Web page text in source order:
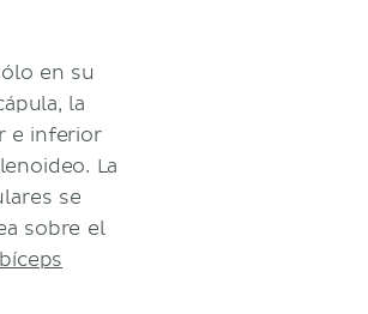
en su
la
e inferior
La
se
sobre el
bíceps